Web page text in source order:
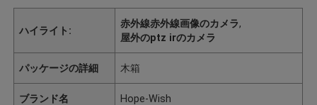
ハイライト:
赤外線赤外線画像のカメラ,
屋外のptz irのカメラ
パッケージの詳細 木箱
ブランド名 Hope-Wish